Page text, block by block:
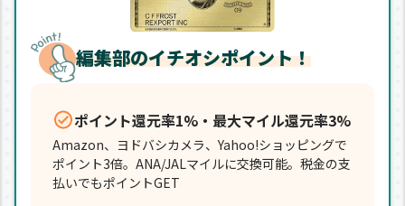
編集部のイチオシポイント！
ポイント還元率1%・最大マイル還元率3%
Amazon、ヨドバシカメラ、Yahoo!ショッピングで
ポイント3倍。ANA/JALマイルに交換可能。税金の支
払いでもポイントGET